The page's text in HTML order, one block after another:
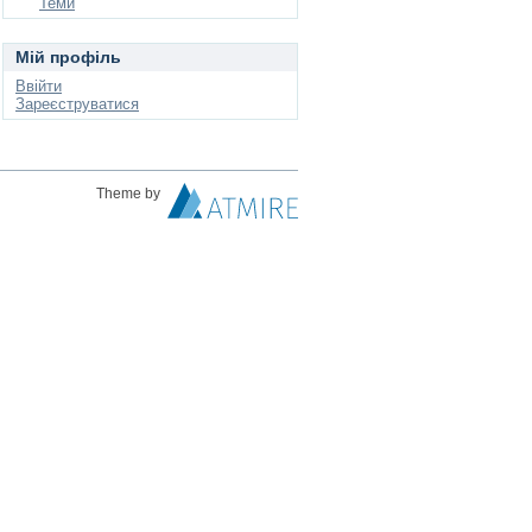
Мій профіль
Ввійти
Зареєструватися
Theme by